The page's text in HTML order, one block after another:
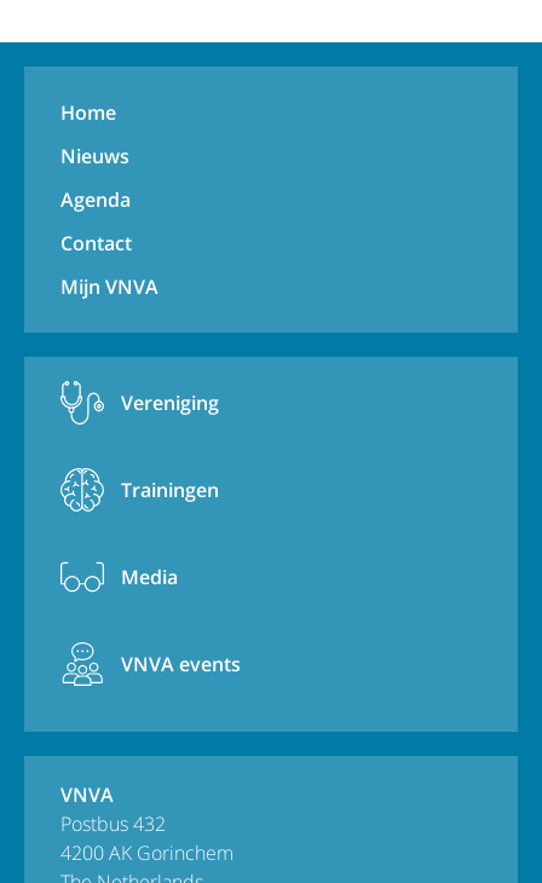
Home
Nieuws
Agenda
Contact
Mijn VNVA
Vereniging
Trainingen
Media
VNVA events
VNVA
Postbus 432
4200 AK Gorinchem